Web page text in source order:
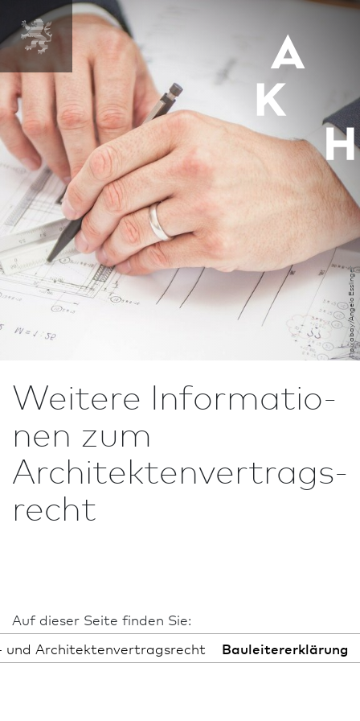
pixabay/Angelo Esslinger
Weitere In­for­ma­tio­
nen zum
Architekten­vertrags­
recht
Auf dieser Seite finden Sie:
und Architekten­vertrags­recht
Bauleitererklärung